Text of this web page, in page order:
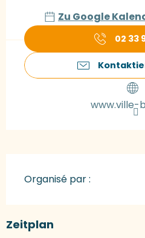
Zu Google
02 33
www.ville-
Organisé par :
Zeitplan